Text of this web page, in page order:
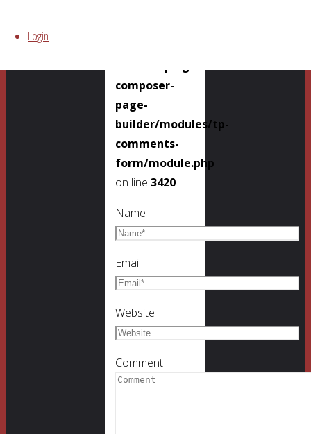
Login
composer-
page-
builder/modules/tp-
comments-
form/module.php
on line 3420
Name
Email
Website
Comment